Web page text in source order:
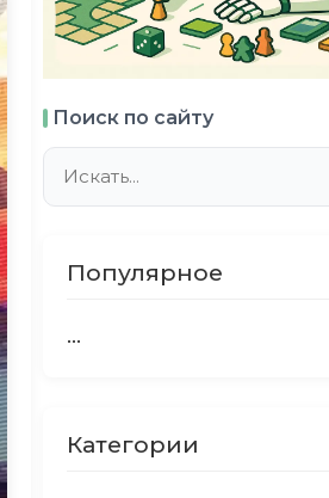
Поиск по сайту
Популярное
...
Категории